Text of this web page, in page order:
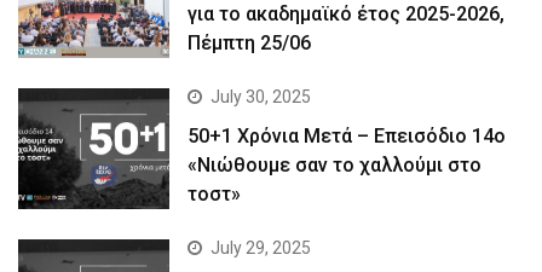
για το ακαδημαϊκό έτος 2025-2026,
Πέμπτη 25/06
July 30, 2025
50+1 Χρόνια Μετά – Επεισόδιο 14ο
«Νιώθουμε σαν το χαλλούμι στο
τοστ»
July 29, 2025